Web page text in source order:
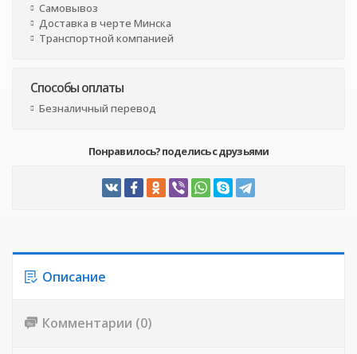
Самовывоз
Доставка в черте Минска
Транспортной компанией
Способы оплаты
Безналичный перевод
Понравилось? поделись с друзьями
Описание
Комментарии (0)